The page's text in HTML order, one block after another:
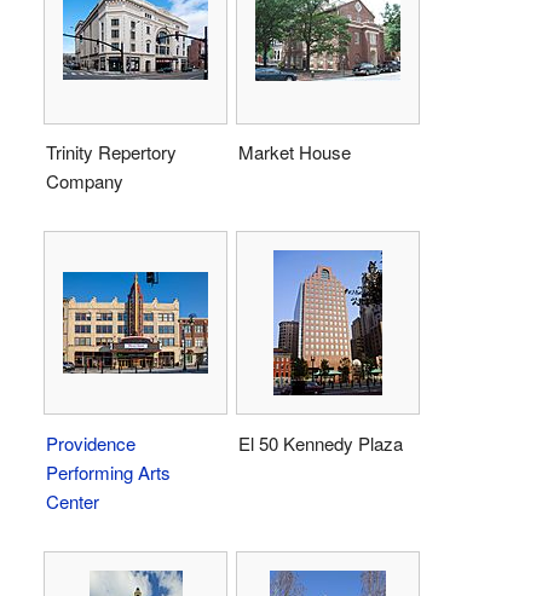
Trinity Repertory
Company
Market House
Providence
Performing Arts
Center
El 50 Kennedy Plaza